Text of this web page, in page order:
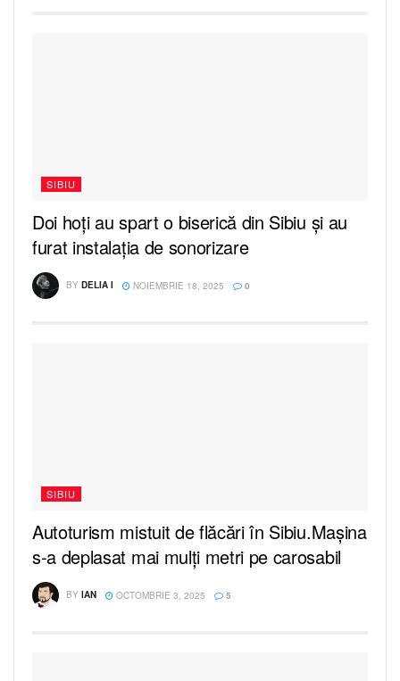
SIBIU
Doi hoți au spart o biserică din Sibiu și au
furat instalaţia de sonorizare
BY DELIA I NOIEMBRIE 18, 2025 0
SIBIU
Autoturism mistuit de flăcări în Sibiu.Mașina
s-a deplasat mai mulți metri pe carosabil
BY IAN OCTOMBRIE 3, 2025 5